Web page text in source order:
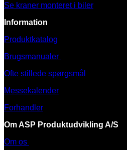
Se kraner monteret i biler
Information
Produktkatalog
Brugsmanualer
Ofte stillede spørgsmål
Messekalender
Forhandler
Om ASP Produktudvikling A/S
Om os